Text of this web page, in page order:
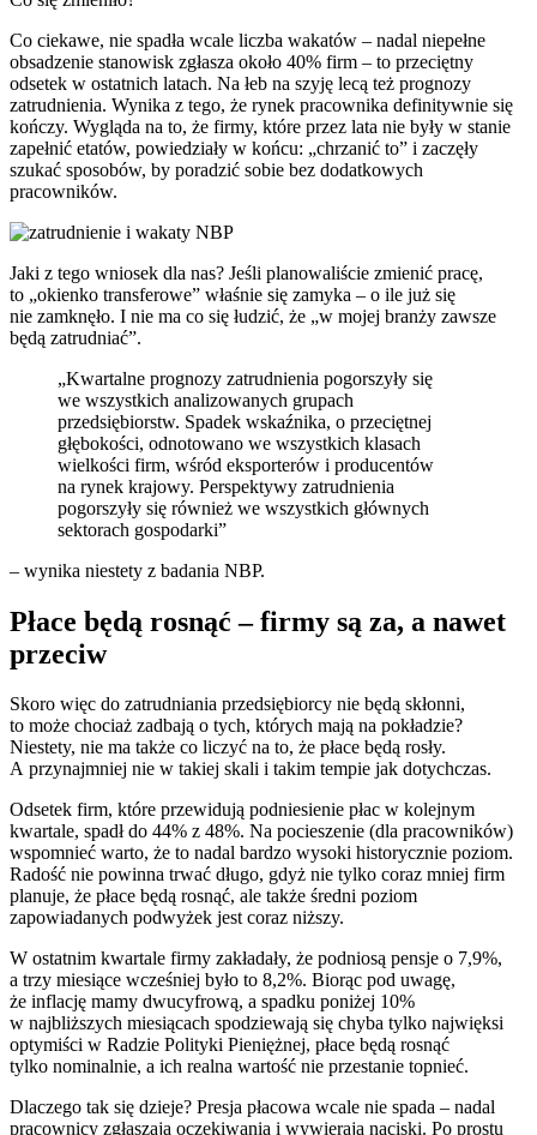
Co ciekawe, nie spadła wcale liczba wakatów – nadal niepełne
obsadzenie stanowisk zgłasza około 40% firm – to przeciętny
odsetek w ostatnich latach. Na łeb na szyję lecą też prognozy
zatrudnienia. Wynika z tego, że rynek pracownika definitywnie się
kończy. Wygląda na to, że firmy, które przez lata nie były w stanie
zapełnić etatów, powiedziały w końcu: „chrzanić to” i zaczęły
szukać sposobów, by poradzić sobie bez dodatkowych
pracowników.
Jaki z tego wniosek dla nas? Jeśli planowaliście zmienić pracę,
to „okienko transferowe” właśnie się zamyka – o ile już się
nie zamknęło. I nie ma co się łudzić, że „w mojej branży zawsze
będą zatrudniać”.
„Kwartalne prognozy zatrudnienia pogorszyły się
we wszystkich analizowanych grupach
przedsiębiorstw. Spadek wskaźnika, o przeciętnej
głębokości, odnotowano we wszystkich klasach
wielkości firm, wśród eksporterów i producentów
na rynek krajowy. Perspektywy zatrudnienia
pogorszyły się również we wszystkich głównych
sektorach gospodarki”
– wynika niestety z badania NBP.
Płace będą rosnąć – firmy są za, a nawet
przeciw
Skoro więc do zatrudniania przedsiębiorcy nie będą skłonni,
to może chociaż zadbają o tych, których mają na pokładzie?
Niestety, nie ma także co liczyć na to, że płace będą rosły.
A przynajmniej nie w takiej skali i takim tempie jak dotychczas.
Odsetek firm, które przewidują podniesienie płac w kolejnym
kwartale, spadł do 44% z 48%. Na pocieszenie (dla pracowników)
wspomnieć warto, że to nadal bardzo wysoki historycznie poziom.
Radość nie powinna trwać długo, gdyż nie tylko coraz mniej firm
planuje, że płace będą rosnąć, ale także średni poziom
zapowiadanych podwyżek jest coraz niższy.
W ostatnim kwartale firmy zakładały, że podniosą pensje o 7,9%,
a trzy miesiące wcześniej było to 8,2%. Biorąc pod uwagę,
że inflację mamy dwucyfrową, a spadku poniżej 10%
w najbliższych miesiącach spodziewają się chyba tylko najwięksi
optymiści w Radzie Polityki Pieniężnej, płace będą rosnąć
tylko nominalnie, a ich realna wartość nie przestanie topnieć.
Dlaczego tak się dzieje? Presja płacowa wcale nie spada – nadal
pracownicy zgłaszają oczekiwania i wywierają naciski. Po prostu